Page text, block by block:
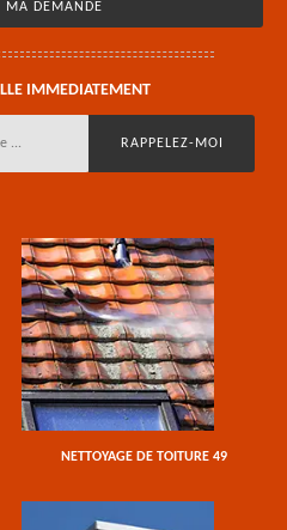
IMMEDIATEMENT
NETTOYAGE DE TOITURE 49